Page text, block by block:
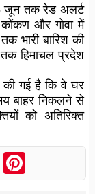
जून तक रेड अलर्ट
कोंकण और गोवा में
भारी बारिश की
हिमाचल प्रदेश
की गई है कि वे घर
बाहर निकलने से
को अतिरिक्त
Pinterest